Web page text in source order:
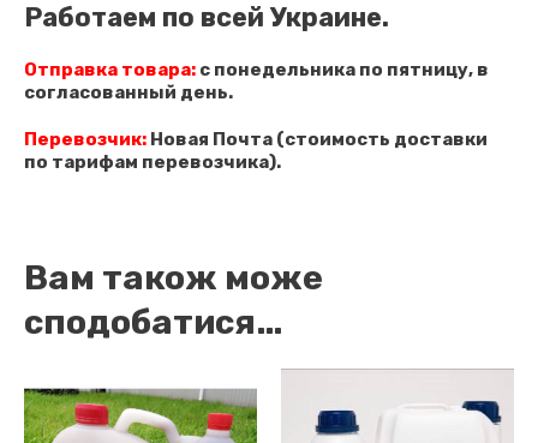
Работаем по всей Украине.
Отправка товара: с понедельника по пятницу, в
согласованный день.
Перевозчик: Новая Почта (стоимость доставки
по тарифам перевозчика).
Вам також може
сподобатися…